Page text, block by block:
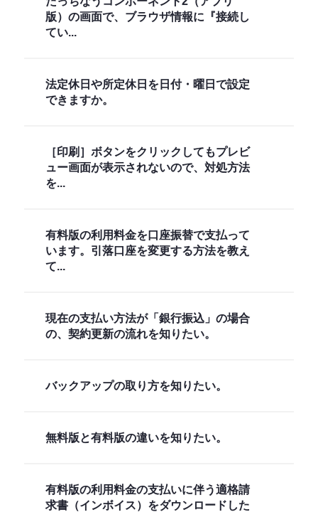
版）の画面で、ブラウザ情報に『接続し
てい...
法定休日や所定休日を日付・曜日で設定
できますか。
［印刷］ボタンをクリックしてもプレビ
ュー画面が表示されないので、対処方法
を...
有料版の利用料金を口座振替で支払って
います。引落口座を変更する方法を教え
て...
現在の支払い方法が「銀行振込」の場合
の、契約更新の流れを知りたい。
バックアップの取り方を知りたい。
無料版と有料版の違いを知りたい。
有料版の利用料金の支払いに伴う適格請
求書（インボイス）をダウンロードした